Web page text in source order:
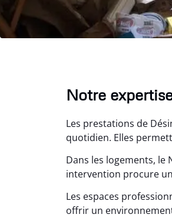
Notre
Les prestations de
quotidien. Elles
Dans les logements, le
intervention procure
Les espaces
offrir un